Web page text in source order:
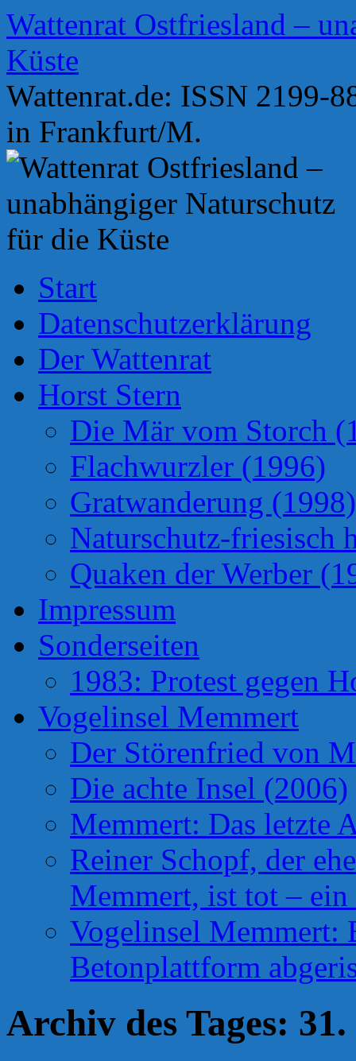
Zum
Inhalt
springen
Wattenrat Ostfriesland –
Küste
Wattenrat.de: ISSN 2199-
in Frankfurt/M.
Start
Datenschutzerklärung
Der Wattenrat
Horst Stern
Die Mär vom Storch
Flachwurzler (1996)
Gratwanderung (1998)
Naturschutz-friesisch
Quaken der Werber
Impressum
Sonderseiten
1983: Protest gegen
Vogelinsel Memmert
Der Störenfried von
Die achte Insel (2006)
Memmert: Das letzte
Reiner Schopf, der
Memmert, ist tot –
Vogelinsel Memmert:
Betonplattform
Archiv des Tages: